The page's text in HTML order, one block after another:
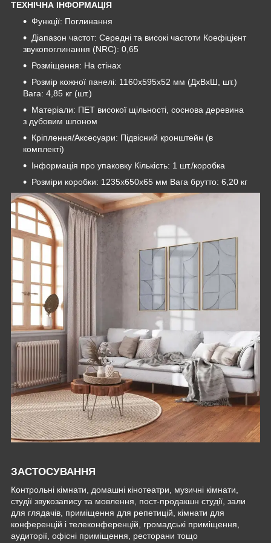
ТЕХНІЧНА ІНФОРМАЦІЯ
Функції: Поглинання
Діапазон частот: Середні та високі частоти Коефіцієнт
звукопоглинання (NRC): 0,65
Розміщення: На стінах
Розмір кожної панелі: 1160x595x52 мм (ДхВхШ, шт.)
Вага: 4,85 кг (шт.)
Матеріали: ПЕТ високої щільності, соснова деревина
з дубовим шпоном
Кріплення/Аксесуари: Підвісний кронштейн (в
комплекті)
Інформація про упаковку Кількість: 1 шт./коробка
Розміри коробки: 1235x650x65 мм Вага брутто: 6,20 кг
ЗАСТОСУВАННЯ
Контрольні кімнати, домашні кінотеатри, музичні кімнати,
студії звукозапису та мовлення, пост-продакшн студії, зали
для глядачів, приміщення для репетицій, кімнати для
конференцій і телеконференцій, громадські приміщення,
аудиторії, офісні приміщення, ресторани тощо